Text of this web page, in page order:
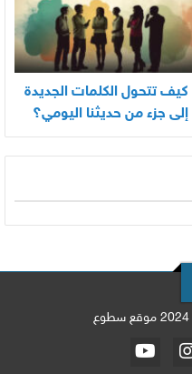
كيف تتحول الكلمات الجديدة
إلى جزء من حديثنا اليومي؟